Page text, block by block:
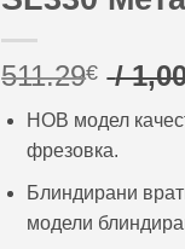
511.29€ /
НОВ модел
фрезовка.
Блиндирани
модели